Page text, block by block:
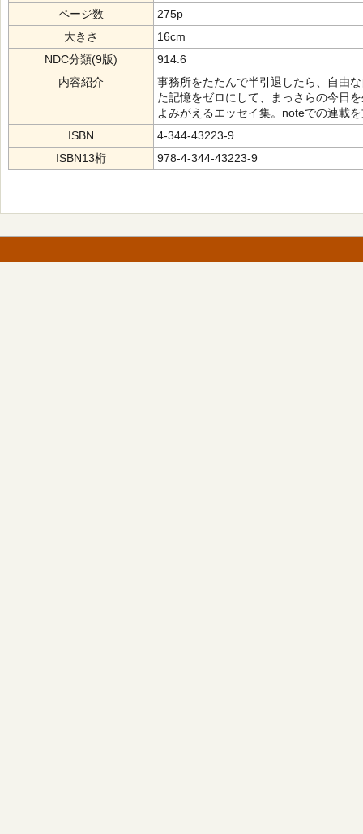
ページ数
275p
大きさ
16cm
NDC分類(9版)
914.6
内容紹介
事務所をたたんで半引退したら、自由
た記憶をゼロにして、まっさらの今日
よみがえるエッセイ集。noteでの連載
ISBN
4-344-43223-9
ISBN13桁
978-4-344-43223-9